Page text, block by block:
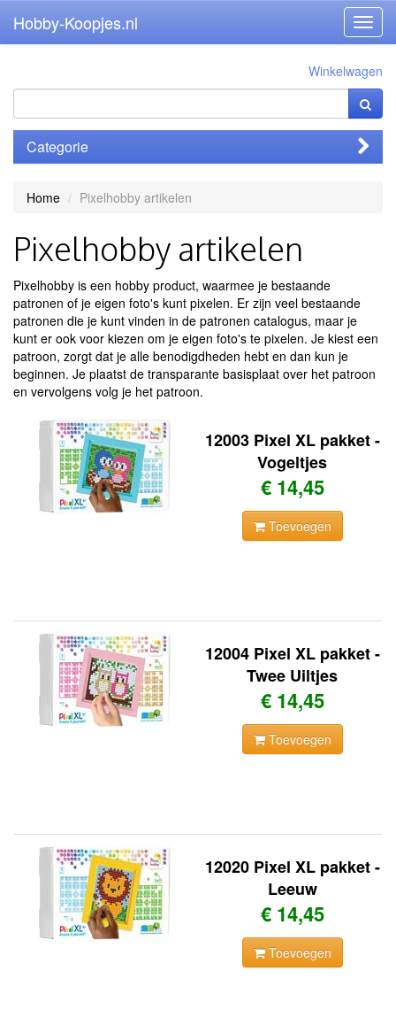
Hobby-Koopjes.nl
Winkelwagen
Categorie
Home Pixelhobby artikelen
Pixelhobby artikelen
Pixelhobby is een hobby product, waarmee je bestaande
patronen of je eigen foto's kunt pixelen. Er zijn veel bestaande
patronen die je kunt vinden in de patronen catalogus, maar je
kunt er ook voor kiezen om je eigen foto's te pixelen. Je kiest een
patroon, zorgt dat je alle benodigdheden hebt en dan kun je
beginnen. Je plaatst de transparante basisplaat over het patroon
en vervolgens volg je het patroon.
12003 Pixel XL pakket -
Vogeltjes
€ 14,45
Toevoegen
12004 Pixel XL pakket -
Twee Uiltjes
€ 14,45
Toevoegen
12020 Pixel XL pakket -
Leeuw
€ 14,45
Toevoegen